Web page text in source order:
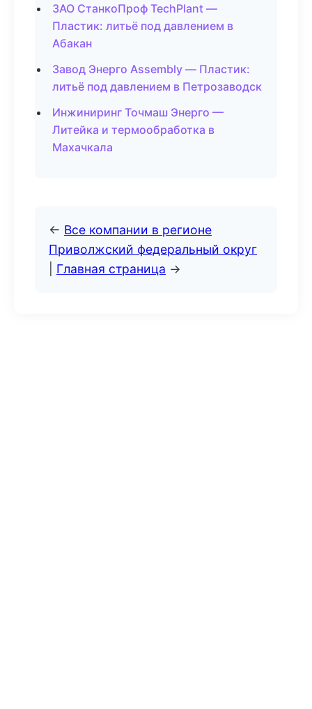
ЗАО СтанкоПроф TechPlant —
Пластик: литьё под давлением в
Абакан
Завод Энерго Assembly — Пластик:
литьё под давлением в Петрозаводск
Инжиниринг Точмаш Энерго —
Литейка и термообработка в
Махачкала
← Все компании в регионе
Приволжский федеральный округ
Главная страница →